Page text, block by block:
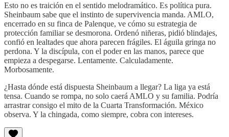
Esto no es traición en el sentido melodramático. Es política pura.
Sheinbaum sabe que el instinto de supervivencia manda. AMLO,
encerrado en su finca de Palenque, ve cómo su estrategia de
protección familiar se desmorona. Ordenó niñeras, pidió blindajes,
confió en lealtades que ahora parecen frágiles. El águila gringa no
perdona. Y la discípula, con el poder en las manos, parece que
empieza a despegarse. Lentamente. Calculadamente.
Morbosamente.
¿Hasta dónde está dispuesta Sheinbaum a llegar? La liga ya está
tensa. Cuando se rompa, no solo caerá AMLO y su familia. Podría
arrastrar consigo el mito de la Cuarta Transformación. México
observa. Y la chingada, como siempre, cobra con intereses.